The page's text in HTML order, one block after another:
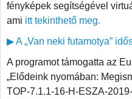
fényképek segítségével
ami itt tekinthető meg.
▶ A „Van neki futamotya”
A programot támogatta az
„Elődeink nyomában:
TOP-7.1.1-16-H-ESZA-